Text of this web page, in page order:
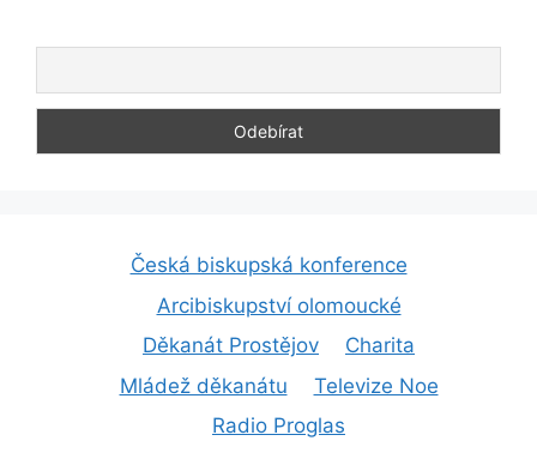
Česká biskupská konference
Arcibiskupství olomoucké
Děkanát Prostějov
Charita
Mládež děkanátu
Televize Noe
Radio Proglas